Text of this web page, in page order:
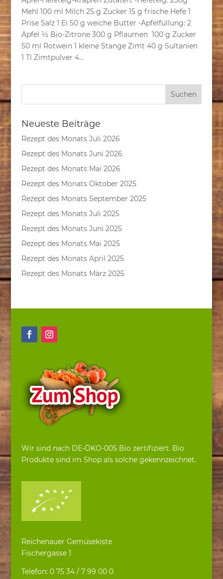
Mehl 100 ml Milch 25 g Zucker 15 g frische Hefe 1
Prise Salz 1 Ei 50 g weiche Butter -Apfelfüllung: 2
Äpfel ½ Bio-Zitrone 300 g Pflaumen 100 g Zucker
50 ml Rotwein 1 kleine Stange Zimt 40 g Sultanien
1 Tl Zimtpulver 4...
Neueste Beiträge
Rezept des Monats Juli 2026
Rezept des Monats Juni 2026
Rezept des Monats Mai 2026
Rezept des Monats Oktober 2025
Rezept des Monats September 2025
Rezept des Monats Juli 2025
Rezept des Monats Juni 2025
Rezept des Monats Mai 2025
Rezept des Monats April 2025
Rezept des Monats März 2025
Wir sind nach DE-ÖKO-005 Bio zertifiziert. Bio
Produkte sind im Shop als solche gekennzeichnet.
Reichenauer Gemüsekiste
Fischergasse 1
Telefon: 0 75 34 / 7 99 00 0